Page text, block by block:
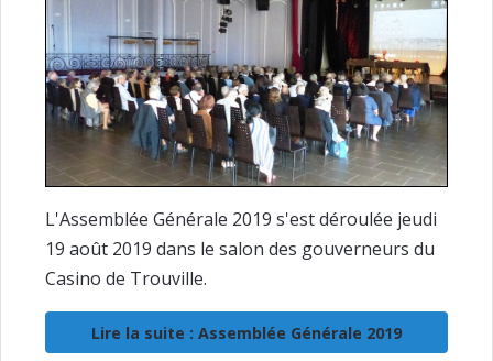
L'Assemblée Générale 2019 s'est déroulée jeudi
19 août 2019 dans le salon des gouverneurs du
Casino de Trouville.
Lire la suite : Assemblée Générale 2019